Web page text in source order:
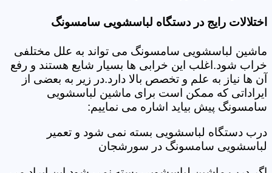
اختلالات رایج در دستگاه لباسشویی سامسونگ
ماشین لباسشویی سامسونگ می تواند به علل مختلفی
خراب شود.اغلب این خرابی ها بسیار شایع هستند و رفع
آن ها نیاز به علم و تخصص بالا دارد.در زیر به بعضی از
ایراداتی که ممکن است برای ماشین لباسشویی
سامسونگ پیش بیاید اشاره می نماییم:
درب دستگاه لباسشویی بسته نمی شود و تعمیر
لباسشویی سامسونگ در سورشجان